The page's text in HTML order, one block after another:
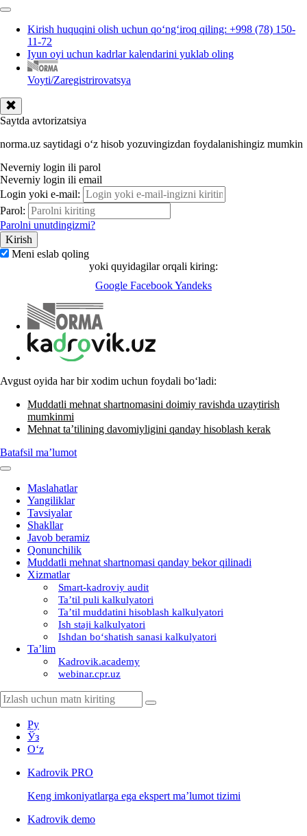
Kirish huquqini olish uchun qoʻngʻiroq qiling: +998 (78) 150-
11-72
Iyun oyi uchun kadrlar kalendarini yuklab oling
Voyti/Zaregistrirovatsya
Saytda avtorizatsiya
norma.uz saytidagi oʻz hisob yozuvingizdan foydalanishingiz mumkin
Neverniy login ili parol
Neverniy login ili email
Login yoki e-mail:
Parol:
Parolni unutdingizmi?
Meni eslab qoling
yoki quyidagilar orqali kiring:
Google FacebookYandeks
Avgust oyida har bir хodim uchun foydali boʻladi:
Muddatli mehnat shartnomasini doimiy ravishda uzaytirish
mumkinmi
Mehnat ta’tilining davomiyligini qanday hisoblash kerak
Batafsil ma’lumot
Maslahatlar
Yangiliklar
Tavsiyalar
Shakllar
Javob beramiz
Qonunchilik
Muddatli mehnat shartnomasi qanday bekor qilinadi
Xizmatlar
Smart-kadroviy audit
Ta’til puli kalkulyatori
Ta’til muddatini hisoblash kalkulyatori
Ish staji kalkulyatori
Ishdan boʻshatish sanasi kalkulyatori
Ta’lim
Kadrovik.academy
webinar.cpr.uz
Ру
Ўз
Oʻz
Kadrovik PRO
Keng imkoniyatlarga ega ekspert ma’lumot tizimi
Kadrovik demo